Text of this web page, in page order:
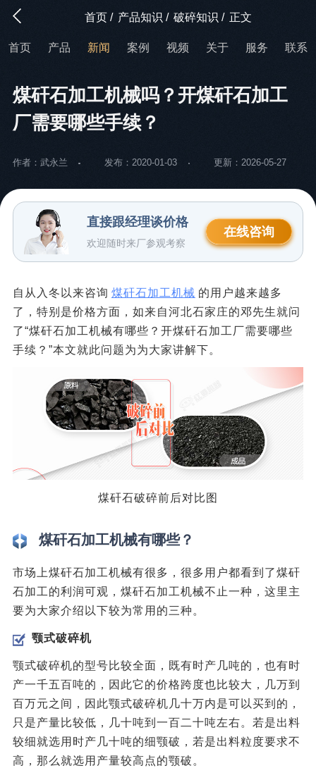
首页 / 产品知识 / 破碎知识 / 正文
首页 产品 新闻 案例 视频 关于 服务 联系
煤矸石加工机械吗？开煤矸石加工
厂需要哪些手续？
作者：武永兰 发布：2020-01-03 更新：2026-05-27
直接跟经理谈价格
欢迎随时来厂参观考察
在线咨询
自从入冬以来咨询 煤矸石加工机械 的用户越来越多
了，特别是价格方面，如来自河北石家庄的邓先生就问
了“煤矸石加工机械有哪些？开煤矸石加工厂需要哪些
手续？”本文就此问题为为大家讲解下。
煤矸石破碎前后对比图
煤矸石加工机械有哪些？
市场上煤矸石加工机械有很多，很多用户都看到了煤矸
石加工的利润可观，煤矸石加工机械不止一种，这里主
要为大家介绍以下较为常用的三种。
颚式破碎机
颚式破碎机的型号比较全面，既有时产几吨的，也有时
产一千五百吨的，因此它的价格跨度也比较大，几万到
百万元之间，因此颚式破碎机几十万内是可以买到的，
只是产量比较低，几十吨到一百二十吨左右。若是出料
较细就选用时产几十吨的细颚破，若是出料粒度要求不
高，那么就选用产量较高点的颚破。